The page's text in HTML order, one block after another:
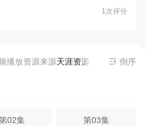
1次评分
放资源来源天涯资源- 提供为您免费
倒序
02集 第03集